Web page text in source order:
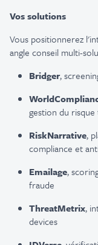
Vos solutions
Vous positionnerez
angle conseil multi-
Bridger,
gestion du risque
RiskNarrative,
compliance et
Emailage,
fraude
ThreatMetrix,
devices